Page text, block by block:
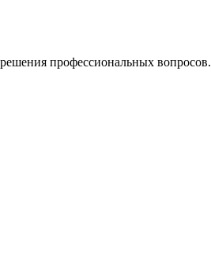
профессиональных вопросов.